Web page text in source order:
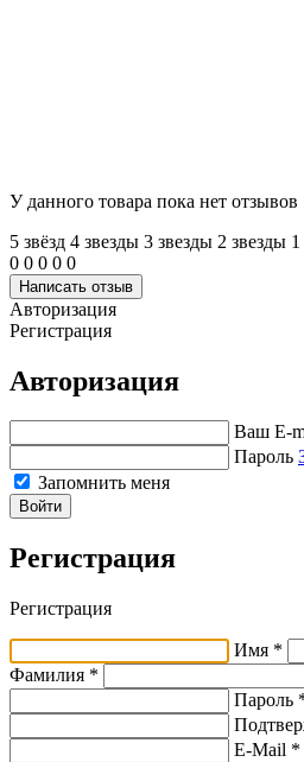
У данного товара пока нет отзывов
5 звёзд 4 звeзды 3 звeзды 2 звeзды 1
0 0 0 0 0
Написать отзыв
Авторизация
Регистрация
Авторизация
Ваш E-
Пароль
Запомнить меня
Войти
Регистрация
Регистрация
Имя *
Фамилия *
Пароль
E-Mail *